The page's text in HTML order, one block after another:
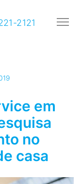
2121
em
no
casa